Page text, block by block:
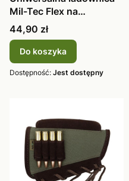
Mil-Tec Flex na
magazynek za
Cena
44,90 zł
Do koszyka
Dostępność: Jest dostępny